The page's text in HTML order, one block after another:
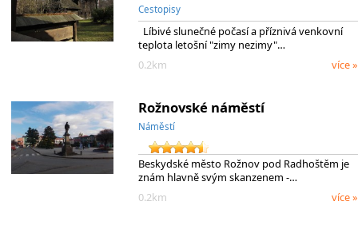
Cestopisy
Líbivé slunečné počasí a příznivá venkovní
teplota letošní "zimy nezimy"…
0.2km
více »
Rožnovské náměstí
Náměstí
Beskydské město Rožnov pod Radhoštěm je
znám hlavně svým skanzenem -…
0.2km
více »